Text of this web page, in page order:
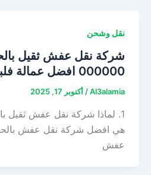
نقل وشحن
شركة نقل عفش ثقيل
000000 افضل عمالة فلبينية مدربة
Al3alamia
/أكتوبر 17, 2025
عفش